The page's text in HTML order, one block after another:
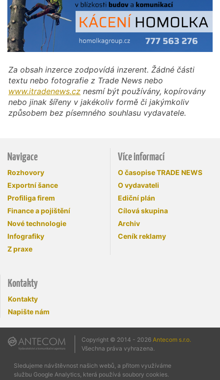
Za obsah inzerce zodpovídá inzerent. Žádné části
textu nebo fotografie z Trade News nebo
www.itradenews.cz nesmí být používány, kopírovány
nebo jinak šířeny v jakékoliv formě či jakýmkoliv
způsobem bez písemného souhlasu vydavatele.
Navigace
Rozhovory
Exportní šance
Profiliga firem
Finance a pojištění
Nové technologie
Infografiky
Z praxe
Více informací
O časopise TRADE NEWS
O vydavateli
Ediční plán
Cílová skupina
Archiv
Ceník reklamy
Kontakty
Kontakty
Napište nám
Copyright © 2014 - 2026 Antecom s.r.o.
Všechna práva vyhrazena.
Sledujeme návštěvnost našich webů, a přitom využíváme
službu Google Analytics, která používá soubory cookies.